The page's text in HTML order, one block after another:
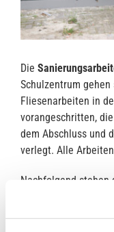
Die
Schulzentrum gehen
Fliesenarbeiten in
vorangeschritten,
dem Abschluss und
verlegt. Alle
Nachfolgend stehen
Zargen und Türen,